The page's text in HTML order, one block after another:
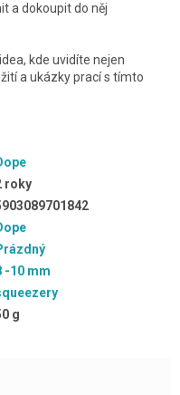
a dokoupit do něj
kde uvidíte nejen
a ukázky prací s tímto
roky
-10 mm
g